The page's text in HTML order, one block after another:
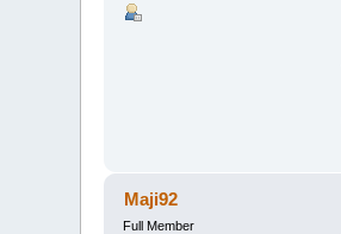
Maji92
Full Member